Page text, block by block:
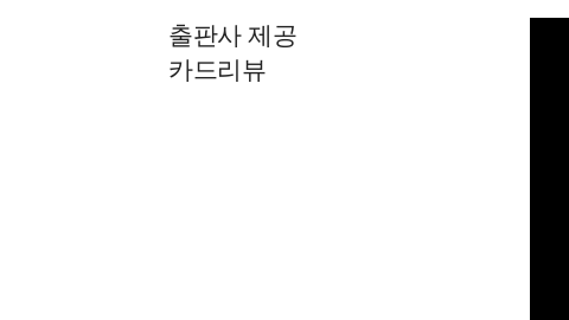
출판사 제공
카드리뷰